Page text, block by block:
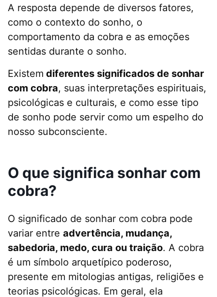
A resposta depende de diversos fatores,
como o contexto do sonho, o
comportamento da cobra e as emoções
sentidas durante o sonho.
Existem diferentes significados de sonhar
com cobra, suas interpretações espirituais,
psicológicas e culturais, e como esse tipo
de sonho pode servir como um espelho do
nosso subconsciente.
O que significa sonhar com
cobra?
O significado de sonhar com cobra pode
variar entre advertência, mudança,
sabedoria, medo, cura ou traição. A cobra
é um símbolo arquetípico poderoso,
presente em mitologias antigas, religiões e
teorias psicológicas. Em geral, ela